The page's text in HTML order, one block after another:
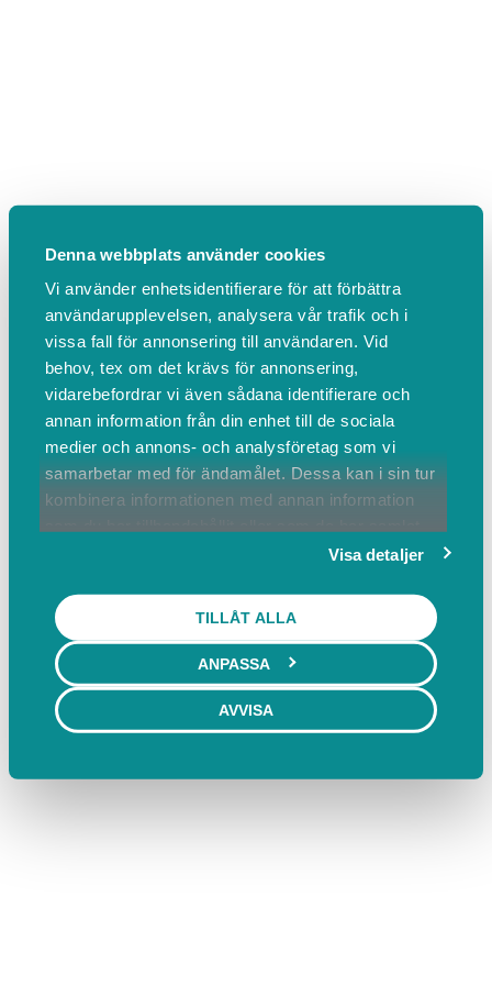
Denna webbplats använder cookies
Vi använder enhetsidentifierare för att förbättra
användarupplevelsen, analysera vår trafik och i
vissa fall för annonsering till användaren. Vid
behov, tex om det krävs för annonsering,
vidarebefordrar vi även sådana identifierare och
annan information från din enhet till de sociala
medier och annons- och analysföretag som vi
samarbetar med för ändamålet. Dessa kan i sin tur
kombinera informationen med annan information
Visa detaljer
TILLÅT ALLA
ANPASSA
AVVISA